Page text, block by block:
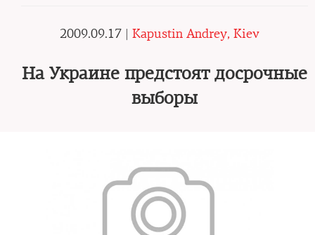
2009.09.17 | Kapustin Andrey, Kiev
На Украине предстоят досрочные
выборы